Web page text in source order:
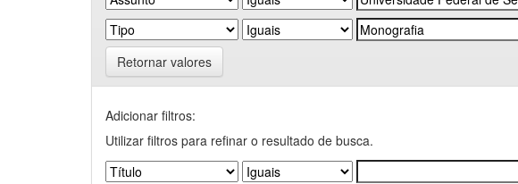
Retornar valores
Adicionar filtros:
Utilizar filtros para refinar o resultado de busca.